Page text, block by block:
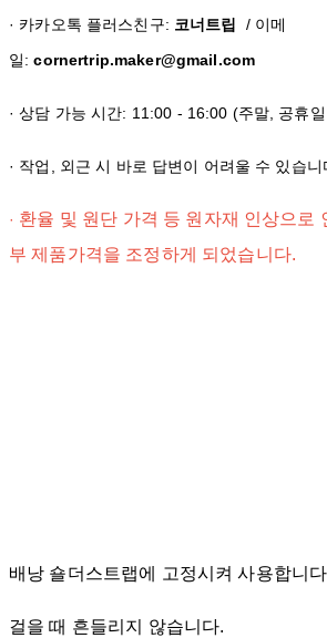
· 카카오톡 플러스친구: 코너트립
/ 이메
일:cornertrip.maker@gmail.com
· 상담 가능 시간: 11:00 - 16:00 (주말, 공휴
· 작업, 외근 시 바로 답변이 어려울 수 있습니
· 환율 및 원단 가격 등 원자재 인상으로
부 제품가격을 조정하게 되었습니다.
배낭 숄더스트랩에 고정시켜 사용합니
걸을 때 흔들리지 않습니다.